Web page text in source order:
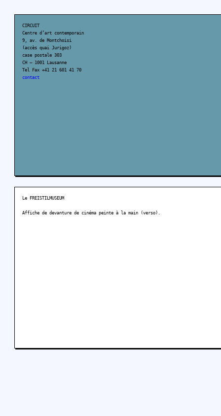
CIRCUIT
Centre d’art contemporain
9, av. de Montchoisi
(accès quai Jurigoz)
case postale 303
CH – 1001 Lausanne
Tel Fax +41 21 601 41 70
contact
Le FREISTILMUSEUM
Affiche de devanture de cinéma peinte à la main (verso).